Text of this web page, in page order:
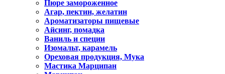
Пюре замороженное
Агар, пектин, желатин
Ароматизаторы пищевые
Айсинг, помадка
Ваниль и специи
Изомальт, карамель
Ореховая продукция, Мука
Мастика Марципан